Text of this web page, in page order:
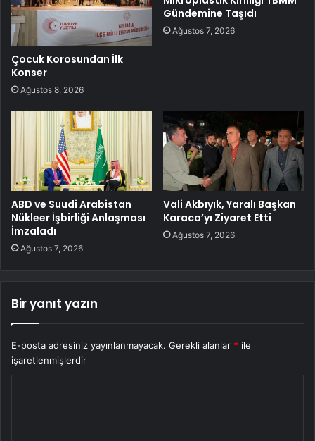
Çocuk Korosundan İlk
Konser
Ağustos 8, 2026
Gündemine Taşıdı
Ağustos 7, 2026
ABD ve Suudi Arabistan
Nükleer İşbirliği Anlaşması
İmzaladı
Ağustos 7, 2026
Vali Akbıyık, Yaralı Başkan
Karaca’yı Ziyaret Etti
Ağustos 7, 2026
Bir yanıt yazın
E-posta adresiniz yayınlanmayacak. Gerekli alanlar * ile
işaretlenmişlerdir